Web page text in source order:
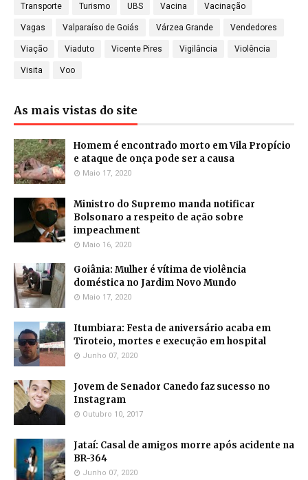
Transporte Turismo UBS Vacina Vacinação
Vagas Valparaíso de Goiás Várzea Grande Vendedores
Viação Viaduto Vicente Pires Vigilância Violência
Visita Voo
As mais vistas do site
Homem é encontrado morto em Vila Propício
e ataque de onça pode ser a causa
Maio 17, 2020
Ministro do Supremo manda notificar
Bolsonaro a respeito de ação sobre
impeachment
Maio 16, 2020
Goiânia: Mulher é vítima de violência
doméstica no Jardim Novo Mundo
Maio 17, 2020
Itumbiara: Festa de aniversário acaba em
Tiroteio, mortes e execução em hospital
Junho 07, 2020
Jovem de Senador Canedo faz sucesso no
Instagram
Outubro 10, 2017
Jataí: Casal de amigos morre após acidente na
BR-364
Junho 07, 2020